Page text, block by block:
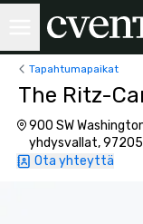
Tapahtumapaikat
The Ritz-
900 SW
yhdysvallat, 97205
Ota yhteyttä